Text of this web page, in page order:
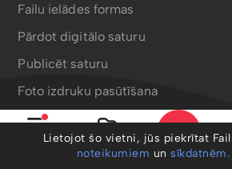
Mani faili
Failu ielādes formas
Pārdot digitālo saturu
Publicēt saturu
Foto izdruku pasūtīšana
Bergafoto drukas produkti
Lietojot šo vietni, jūs piekrītat
noteikumiem unsīkdatnēm.